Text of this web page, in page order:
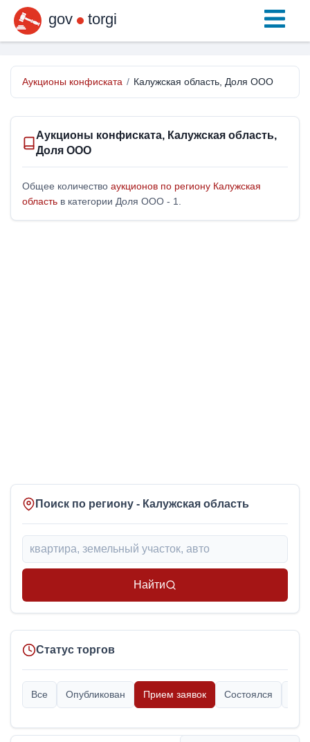
gov torgi
Аукционы конфиската / Калужская область, Доля ООО
Аукционы конфиската, Калужская область,
Доля ООО
Общее количество аукционов по региону Калужская
область в категории Доля ООО - 1.
Поиск по региону - Калужская область
Найти
Статус торгов
Все Опубликован Прием заявок Состоялся